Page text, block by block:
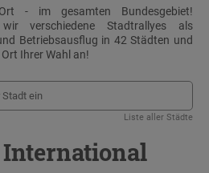
- im gesamten Bundesgebiet!
verschiedene Stadtrallyes als
Betriebsausflug in 42 Städten und
Ihrer Wahl an!
Liste aller Städte